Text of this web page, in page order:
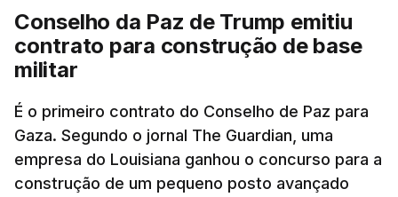
Conselho da Paz de Trump emitiu
contrato para construção de base
militar
É o primeiro contrato do Conselho de Paz para
Gaza. Segundo o jornal The Guardian, uma
empresa do Louisiana ganhou o concurso para a
construção de um pequeno posto avançado